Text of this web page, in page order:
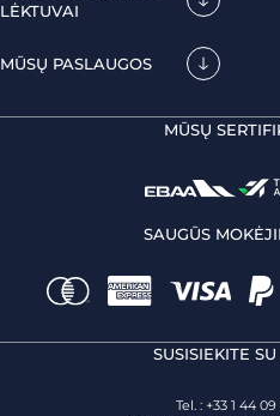
LĖKTUVAI
MŪSŲ PASLAUGOS
MŪSŲ
SAUGŪS
SUSISIEKITE
Tel. : +33 1 44 09